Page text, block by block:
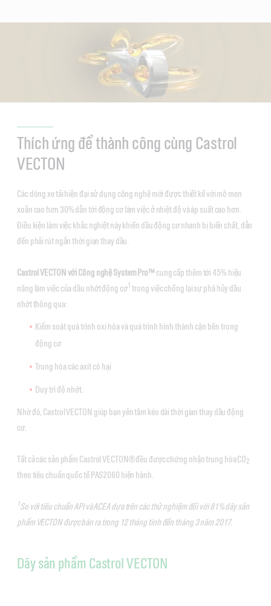
Thích ứng để thành công cùng Castrol
VECTON
Các dòng xe tải hiện đại sử dụng công nghệ mới được thiết kế với mô men
xoắn cao hơn 30% dẫn tới động cơ làm việc ở nhiệt độ và áp suất cao hơn.
Điều kiện làm việc khắc nghiệt này khiến dầu động cơ nhanh bị biến chất, dẫn
đến phải rút ngắn thời gian thay dầu.
Castrol VECTON với Công nghệ System Pro™ cung cấp thêm tới 45% hiệu
năng làm việc của dầu nhớt động cơ1 trong việc chống lại sự phá hủy dầu
nhớt thông qua:
Kiểm soát quá trình oxi hóa và quá trình hình thành cặn bên trong
động cơ
Trung hòa các axit có hại
Duy trì độ nhớt.
Nhờ đó, Castrol VECTON giúp bạn yên tâm kéo dài thời gian thay dầu động
cơ.
Tất cả các sản phẩm Castrol VECTON® đều được chứng nhận trung hòa CO2
theo tiêu chuẩn quốc tế PAS2060 hiện hành.
1So với tiêu chuẩn API và ACEA dựa trên các thử nghiệm đối với 81% dãy sản
phẩm VECTON được bán ra trong 12 tháng tính đến tháng 3 năm 2017.
Dãy sản phẩm Castrol VECTON